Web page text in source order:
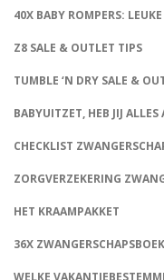
40X BABY ROMPERS:
Z8 SALE & OUTLET TIPS
TUMBLE ‘N DRY SALE &
BABYUITZET, HEB JIJ ALLES
CHECKLIST
ZORGVERZEKERING
HET KRAAMPAKKET
36X
WELKE